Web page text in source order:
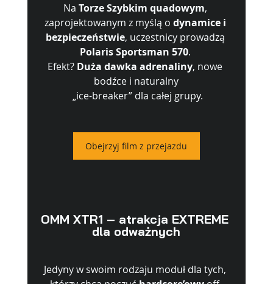
Na Torze Szybkim quadowym,
zaprojektowanym z myślą o dynamice i
bezpieczeństwie, uczestnicy prowadzą
Polaris Sportsman 570.
Efekt? Duża dawka adrenaliny, nowe
bodźce i naturalny
„ice-breaker” dla całej grupy.
Obejrzyj film z przejazdu
OMM XTR1 – atrakcja EXTREME
dla odważnych
Jedyny w swoim rodzaju moduł dla tych,